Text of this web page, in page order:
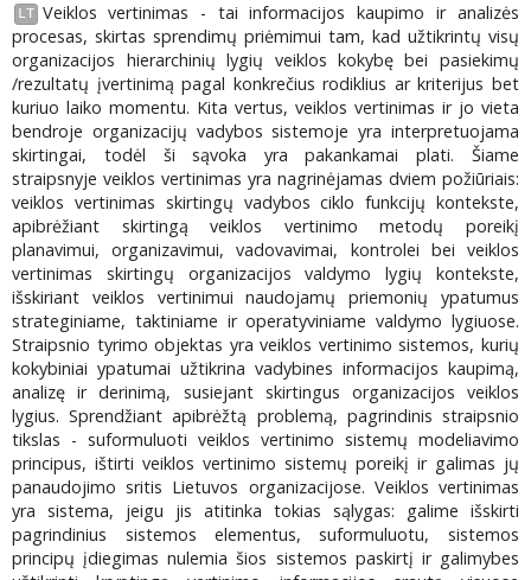
LT Veiklos vertinimas - tai informacijos kaupimo ir analizės
procesas, skirtas sprendimų priėmimui tam, kad užtikrintų visų
organizacijos hierarchinių lygių veiklos kokybę bei pasiekimų
/rezultatų įvertinimą pagal konkrečius rodiklius ar kriterijus bet
kuriuo laiko momentu. Kita vertus, veiklos vertinimas ir jo vieta
bendroje organizacijų vadybos sistemoje yra interpretuojama
skirtingai, todėl ši sąvoka yra pakankamai plati. Šiame
straipsnyje veiklos vertinimas yra nagrinėjamas dviem požiūriais:
veiklos vertinimas skirtingų vadybos ciklo funkcijų kontekste,
apibrėžiant skirtingą veiklos vertinimo metodų poreikį
planavimui, organizavimui, vadovavimai, kontrolei bei veiklos
vertinimas skirtingų organizacijos valdymo lygių kontekste,
išskiriant veiklos vertinimui naudojamų priemonių ypatumus
strateginiame, taktiniame ir operatyviniame valdymo lygiuose.
Straipsnio tyrimo objektas yra veiklos vertinimo sistemos, kurių
kokybiniai ypatumai užtikrina vadybines informacijos kaupimą,
analizę ir derinimą, susiejant skirtingus organizacijos veiklos
lygius. Sprendžiant apibrėžtą problemą, pagrindinis straipsnio
tikslas - suformuluoti veiklos vertinimo sistemų modeliavimo
principus, ištirti veiklos vertinimo sistemų poreikį ir galimas jų
panaudojimo sritis Lietuvos organizacijose. Veiklos vertinimas
yra sistema, jeigu jis atitinka tokias sąlygas: galime išskirti
pagrindinius sistemos elementus, suformuluotu, sistemos
principų įdiegimas nulemia šios sistemos paskirtį ir galimybes